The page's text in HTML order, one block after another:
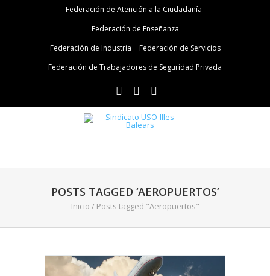
Federación de Atención a la Ciudadanía
Federación de Enseñanza
Federación de Industria
Federación de Servicios
Federación de Trabajadores de Seguridad Privada
POSTS TAGGED ‘AEROPUERTOS’
Inicio / Posts tagged "Aeropuertos"